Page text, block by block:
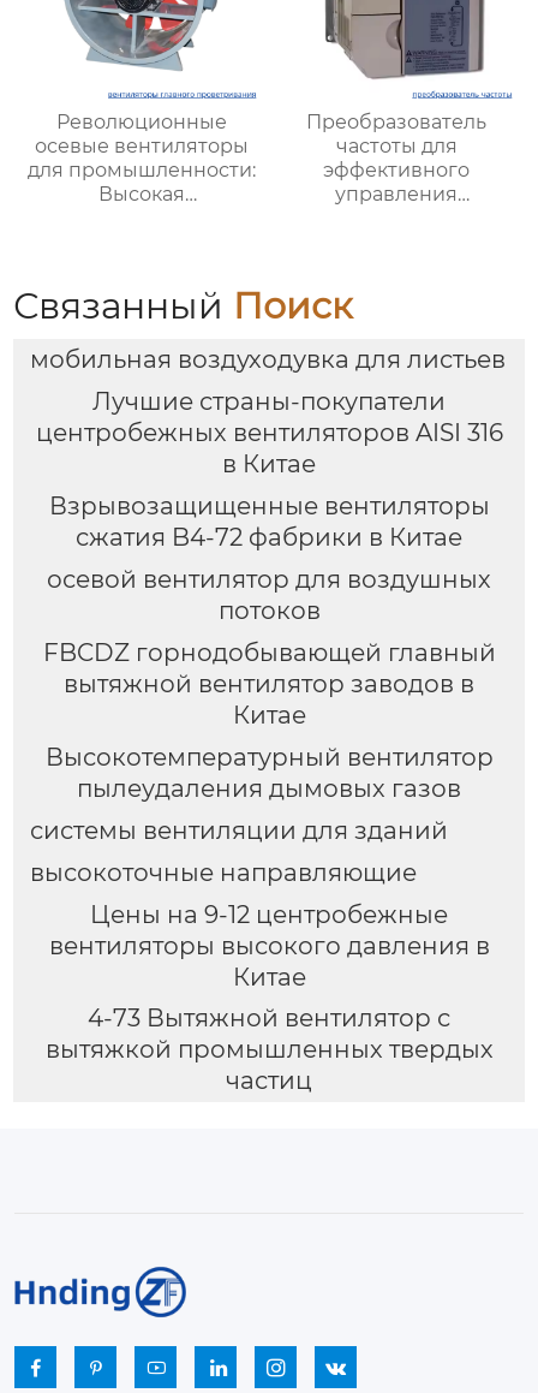
Революционные
осевые вентиляторы
для промышленности:
Высокая
Преобразователь
частоты для
эффективного
управления
Связанный Поиск
мобильная воздуходувка для листьев
Лучшие страны-покупатели
центробежных вентиляторов AISI 316
в Китае
Взрывозащищенные вентиляторы
сжатия B4-72 фабрики в Китае
осевой вентилятор для воздушных
потоков
FBCDZ горнодобывающей главный
вытяжной вентилятор заводов в
Китае
Высокотемпературный вентилятор
пылеудаления дымовых газов
системы вентиляции для зданий
высокоточные направляющие
Цены на 9-12 центробежные
вентиляторы высокого давления в
Китае
4-73 Вытяжной вентилятор с
вытяжкой промышленных твердых
частиц
     